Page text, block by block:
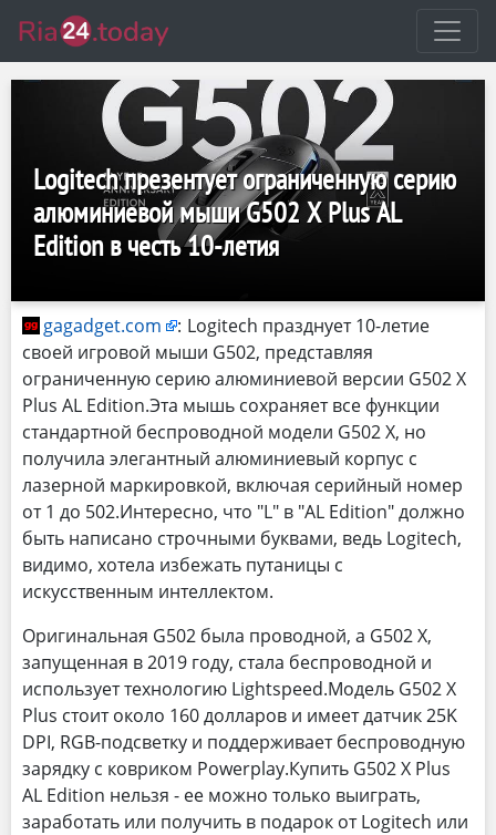
Logitech презентует ограниченную серию
алюминиевой мыши G502 X Plus AL
Edition в честь 10-летия
gagadget.com : Logitech празднует 10-летие
своей игровой мыши G502, представляя
ограниченную серию алюминиевой версии G502 X
Plus AL Edition.Эта мышь сохраняет все функции
стандартной беспроводной модели G502 X, но
получила элегантный алюминиевый корпус с
лазерной маркировкой, включая серийный номер
от 1 до 502.Интересно, что "L" в "AL Edition" должно
быть написано строчными буквами, ведь Logitech,
видимо, хотела избежать путаницы с
искусственным интеллектом.
Оригинальная G502 была проводной, а G502 X,
запущенная в 2019 году, стала беспроводной и
использует технологию Lightspeed.Модель G502 X
Plus стоит около 160 долларов и имеет датчик 25K
DPI, RGB-подсветку и поддерживает беспроводную
зарядку с ковриком Powerplay.Купить G502 X Plus
AL Edition нельзя - ее можно только выиграть,
заработать или получить в подарок от Logitech или